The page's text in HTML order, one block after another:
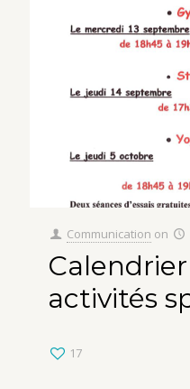
Communication on
activités
17